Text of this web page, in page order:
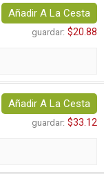
Añadir A La Cesta
guardar: $20.88
Añadir A La Cesta
guardar: $33.12